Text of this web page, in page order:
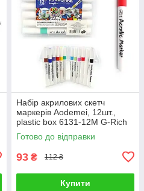
Набір акрилових скетч
маркерів Aodemei, 12шт.,
plastic box 6131-12M G-Rich
Готово до відправки
93 ₴ 112 ₴
Купити